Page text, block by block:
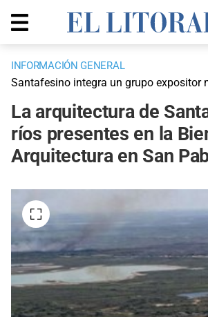
INFORMACIÓN GENERAL
Santafesino integra un grupo expositor
La arquitectura de
ríos presentes en la
Arquitectura en San